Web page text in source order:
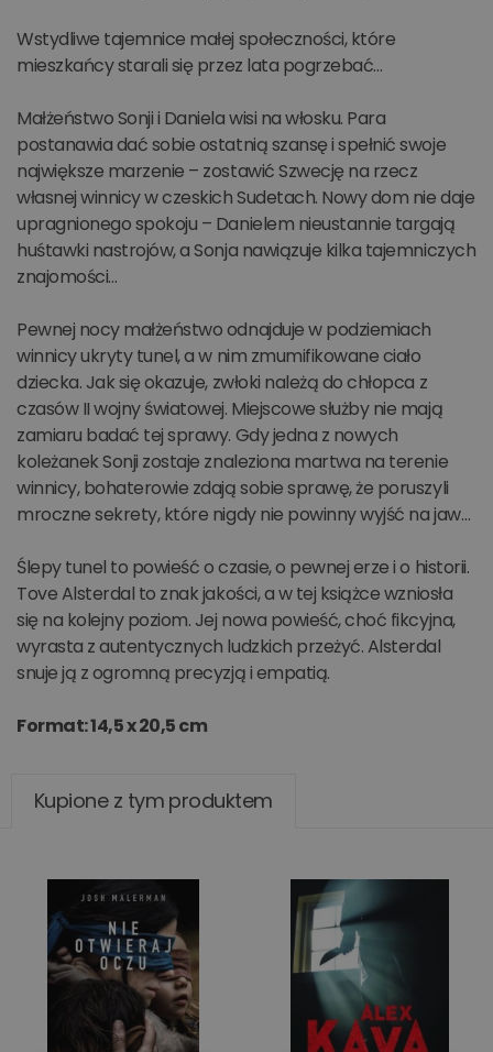
Wstydliwe tajemnice małej społeczności, które
mieszkańcy starali się przez lata pogrzebać…
Małżeństwo Sonji i Daniela wisi na włosku. Para
postanawia dać sobie ostatnią szansę i spełnić swoje
największe marzenie – zostawić Szwecję na rzecz
własnej winnicy w czeskich Sudetach. Nowy dom nie daje
upragnionego spokoju – Danielem nieustannie targają
huśtawki nastrojów, a Sonja nawiązuje kilka tajemniczych
znajomości…
Pewnej nocy małżeństwo odnajduje w podziemiach
winnicy ukryty tunel, a w nim zmumifikowane ciało
dziecka. Jak się okazuje, zwłoki należą do chłopca z
czasów II wojny światowej. Miejscowe służby nie mają
zamiaru badać tej sprawy. Gdy jedna z nowych
koleżanek Sonji zostaje znaleziona martwa na terenie
winnicy, bohaterowie zdają sobie sprawę, że poruszyli
mroczne sekrety, które nigdy nie powinny wyjść na jaw…
Ślepy tunel to powieść o czasie, o pewnej erze i o historii.
Tove Alsterdal to znak jakości, a w tej książce wzniosła
się na kolejny poziom. Jej nowa powieść, choć fikcyjna,
wyrasta z autentycznych ludzkich przeżyć. Alsterdal
snuje ją z ogromną precyzją i empatią.
Format: 14,5 x 20,5 cm
Kupione z tym produktem